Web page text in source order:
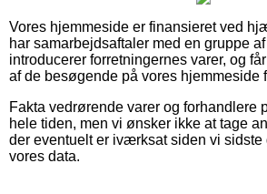
Vores hjemmeside er finansieret ved
har samarbejdsaftaler med en gruppe
introducerer forretningernes varer, og
af de besøgende på vores hjemmeside
Fakta vedrørende varer og forhandlere
hele tiden, men vi ønsker ikke at tage
der eventuelt er iværksat siden vi sidste
vores data.